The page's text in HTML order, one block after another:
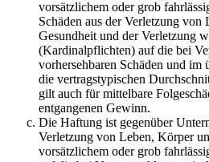
vorsätzlichem oder grob
Schäden aus der Verletzung
Gesundheit und der Verletzung
(Kardinalpflichten) auf die bei
vorhersehbaren Schäden und im
die vertragstypischen
gilt auch für mittelbare
entgangenen Gewinn.
Die Haftung ist gegenüber
Verletzung von Leben, Körper
vorsätzlichem oder grob